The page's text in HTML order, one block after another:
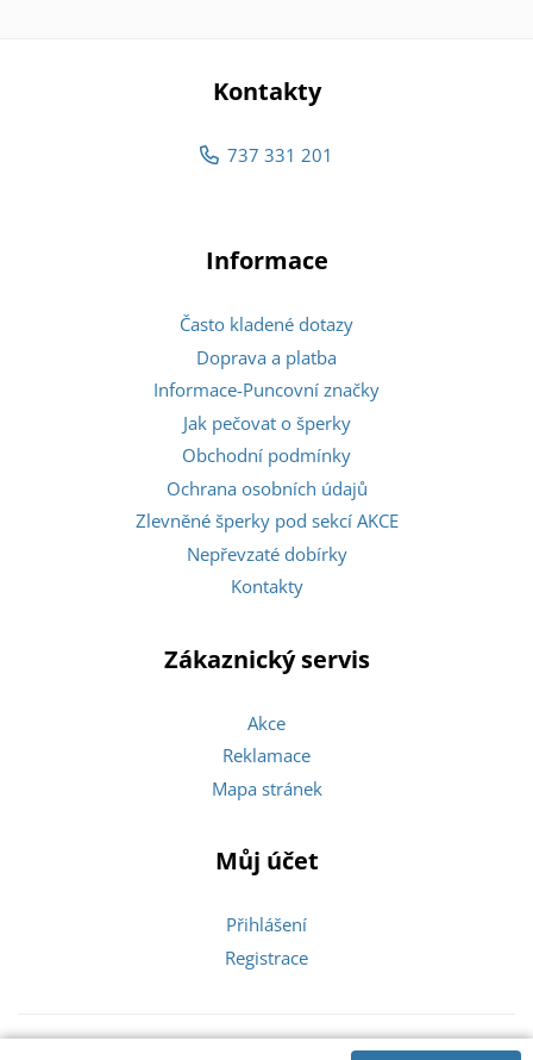
Kontakty
737 331 201
Informace
Často kladené dotazy
Doprava a platba
Informace-Puncovní značky
Jak pečovat o šperky
Obchodní podmínky
Ochrana osobních údajů
Zlevněné šperky pod sekcí AKCE
Nepřevzaté dobírky
Kontakty
Zákaznický servis
Akce
Reklamace
Mapa stránek
Můj účet
Přihlášení
Registrace